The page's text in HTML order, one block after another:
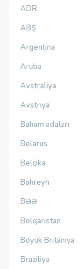
ADR
ABŞ
Argentina
Aruba
Avstraliya
Avstriya
Baham adaları
Belarus
Belçika
Bəhreyn
BƏƏ
Bolqarıstan
Böyük Britaniya
Braziliya